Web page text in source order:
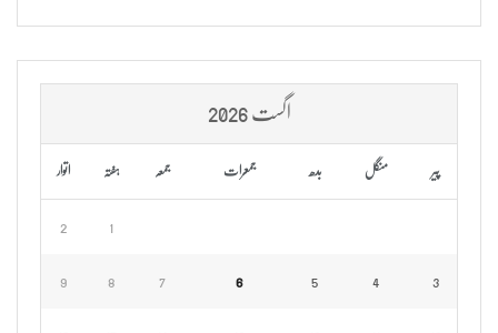
اگست 2026
پیر منگل بدھ جمعرات جمعہ ہفتہ اتوار
1
2
3
4
5
6
7
8
9